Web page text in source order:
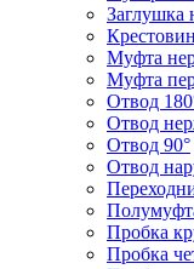
Заглушка
Муфта
Муфта
Отвод
Отвод
Отвод 90°
Отвод
Пробка
Пробка